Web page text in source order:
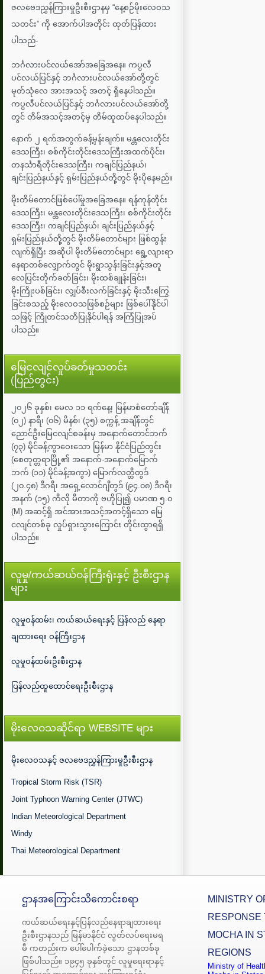
ဇလဗေဒညွှန်ကြားမှုဦးစီးဌာနမှ “နေ့စဉ်မိုးလေဝသ
သတင်း” ကို အောက်ပါအတိုင်း ထုတ်ပြန်ထား
ပါသည်-
ဘင်္ဂလားပင်လယ်အော်အ‌ခြေအနေ။ ကပ္ပလီ
ပင်လယ်ပြင်နှင့် ဘင်္ဂလားပင်လယ်အော်တို့တွင်
မုတ်သုံလေ အားအသင့် အတင့် ရှိနေပါသည်။
ကပ္ပလီပင်လယ်ပြင်နှင့် ဘင်္ဂလားပင်လယ်အော်တို့
တွင် တိမ်အသင့်အတင့်မှ တိမ်ထူထပ်နေပါသည်။
နောက် ၂ ရက်အတွက်ခန့်မှန်းချက်။ မန္တလေးတိုင်း
ဒေသကြီး၊ စစ်ကိုင်းတိုင်းဒေသကြီးအထက်ပိုင်း၊
တနင်္သာရီတိုင်းဒေသကြီး၊ ကချင်ပြည်နယ်၊
ချင်းပြည်နယ်နှင့် ရှမ်းပြည်နယ်တို့တွင် မိုးပိုနေမည်။
မိုးတိမ်တောင်ဖြစ်ပေါ်မှုအခြေအနေ။ ရန်ကုန်တိုင်း
ဒေသကြီး၊ မန္တလေးတိုင်းဒေသကြီး၊ စစ်ကိုင်းတိုင်း
ဒေသကြီး၊ ကချင်ပြည်နယ်၊ ချင်းပြည်နယ်နှင့်
ရှမ်းပြည်နယ်တို့တွင် မိုးတိမ်တောင်များ ဖြစ်ထွန်း
လျက်ရှိပြီး အဆိုပါ မိုးတိမ်တောင်များ ရွေ့လျားရာ
နေရာတစ်လျှောက်တွင် မိုးရွာသွန်းခြင်းနှင့်အတူ
လေပြင်းတိုက်ခတ်ခြင်း၊ မိုးထစ်ချုန်းခြင်း၊
မိုးကြိုးပစ်ခြင်း၊ လျှပ်စီးလက်ခြင်းနှင့် မိုးသီးကြွေ
ခြင်းစသည့် မိုးလေဝသဖြစ်စဉ်များ ဖြစ်ပေါ်နိုင်ပါ
သဖြင့် ကြိုတင်သတိပြုနိုင်ပါရန် အကြံပြုအပ်
ပါသည်။
မြေငလျင်လှုပ်ခတ်မှုသတင်း
(ပြည်တွင်း)
၂၀၂၆ ခုနှစ်၊ မေလ ၁၁ ရက်နေ့၊ မြန်မာစံတော်ချိန်
(၀၂) နာရီ၊ (၀၆) မိနစ်၊ (၃၅) စက္ကန့် အချိန်တွင်
ညောင်ဦးမြေငလျင်စခန်းမှ အနောက်တောင်ဘက်
(၇၃) မိုင်ခန့်ကွာဝေးသော မြန်မာ နိုင်ငံပြည်တွင်း
(စေတုတ္တရာမြို့၏ အနောက်-အနောက်မြောက်
ဘက် (၁၁) မိုင်ခန့်အကွာ) မြောက်လတ္တီတွဒ်
(၂၀.၄၈) ဒီဂရီ၊ အရှေ့လောင်ဂျီတွဒ် (၉၄.၀၈) ဒီဂရီ၊
အနက် (၁၅) ကီလို မီတာကို ဗဟိုပြု၍ ပမာဏ ၅.၀
(M) အဆင့်ရှိ အင်အားအသင့်အတင့်ရှိသော မြေ
ငလျင်တစ်ခု လှုပ်ရှားသွားကြောင်း တိုင်းထွာရရှိ
ပါသည်။
လူမှု/ကယ်ဆယ်ဝန်ကြီးရုံးနှင့် ဦးစီးဌာန
များ
လူမှုဝန်ထမ်း၊ ကယ်ဆယ်ရေးနှင့် ပြန်လည် နေရာ
ချထားရေး ဝန်ကြီးဌာန
လူမှုဝန်ထမ်းဦးစီးဌာန
ပြန်လည်ထူထောင်ရေးဦးစီးဌာန
မိုးလေဝသဆိုင်ရာ WEBSITE များ
မိုးလေဝသနှင့် ဇလဗေဒညွှန်ကြားမှုဦးစီးဌာန
Tropical Storm Risk (TSR)
Joint Typhoon Warning Center (JTWC)
Indian Meteorological Department
Windy
Thai Meteorological Department
ဌာနအကြောင်းသိကောင်းစရာ
ကယ်ဆယ်ရေးနှင့်ပြန်လည်နေရာချထားရေး
ဦးစီးဌာနသည် မြန်မာနိုင်ငံ လွတ်လပ်ရေးမရ
မီ ကတည်းက ပေါ်ပေါက်ခဲ့သော ဌာနတစ်ခု
ဖြစ်ပါသည်။ ၁၉၄၅ ခုနှစ်တွင် လူမှုရေးရာနှင့်
MINISTRY
RESPONSE
MOCHA IN
REGIONS
Ministry of